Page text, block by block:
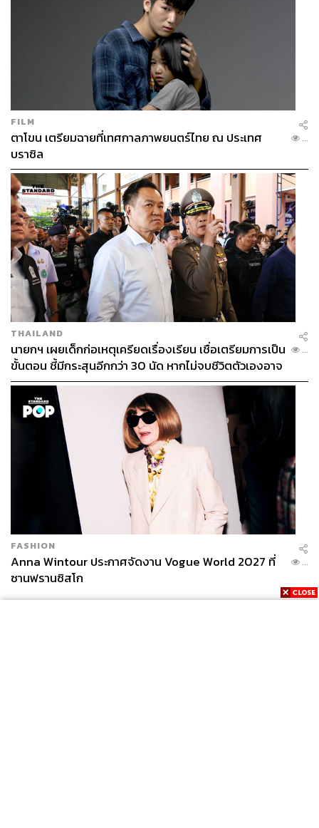
เมื่อถามถึงหน้าตาของ Workforce ของ True ในอนาคต ศริ
นทร์รามองว่า “อาจไม่ใช่ Workforce ที่เก่งที่สุด แต่เป็น
Workforce ที่เรียนรู้เร็ว ปรับตัวเร็ว และทำงานร่วมกับ AI ได้ดี
ที่สุด เพราะ AI กำลังเปลี่ยนโครงสร้างตลาดแรงงาน ทั้ง
แทนที่งานบางรูปแบบ สร้างทักษะใหม่ และเปิดโอกาสให้เกิด
ตำแหน่งงานใหม่ๆ สิ่งสำคัญจึงไม่ใช่แค่การทำให้พนักงาน
ใช้ AI เป็น แต่คือการสร้างคนที่พร้อมสำหรับงาน ทักษะ และ
บทบาทใหม่ที่จะเกิดขึ้น สามารถคิด ทำงาน และเติบโตไป
พร้อมกับ AI ได้อย่างยั่งยืน”
ถอดเฟรมเวิร์ก ‘Future-Ready Workforce’
แนวทางสร้าง ‘ผู้ควบคุมและกำหนดทิศทาง’ AI
โจทย์ที่ทุกองค์กรน่าจะเจอความท้าทายเหมือนกันคือ ทำ
อย่างไรให้พนักงานรู้สึกว่าเมื่อ AI เข้ามาพวกเขายังคงเป็น ‘ผู้
ควบคุมและกำหนดทิศทาง’ ไม่ใช่เป็นแค่ผู้ใช้งานที่เดินตาม
หลังเทคโนโลยี
ทรูใช้เฟรมเวิร์ก Future-Ready Workforce ที่ประกอบไปด้วย
3 มิติสำคัญ ได้แก่ Digital Skills ความเข้าใจและความ
สามารถในการใช้เทคโนโลยี, AI Skill การใช้ AI เพื่อ
FILM
ตาโขน เตรียมฉายที่เทศกาลภาพยนตร์ไทย ณ ประเทศ
บราซิล
...
THAILAND
นายกฯ เผยเด็กก่อเหตุเครียดเรื่องเรียน เชื่อเตรียมการเป็น
ขั้นตอน ชี้มีกระสุนอีกกว่า 30 นัด หากไม่จบชีวิตตัวเองอาจ
สูญเสียเพิ่ม
...
FASHION
Anna Wintour ประกาศจัดงาน Vogue World 2027 ที่
ซานฟรานซิสโก
...